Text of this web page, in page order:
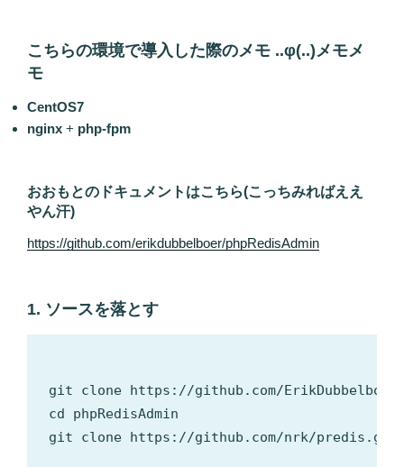
こちらの環境で導入した際のメモ ..φ(..)メモメ
モ
CentOS7
nginx + php-fpm
おおもとのドキュメントはこちら(こっちみればええ
やん汗)
https://github.com/erikdubbelboer/phpRedisAdmin
1. ソースを落とす
git clone https://github.com/ErikDubbelboer/
cd phpRedisAdmin
git clone https://github.com/nrk/predis.git